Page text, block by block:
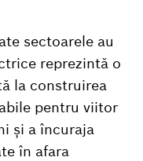
sectoarele au
reprezintă o
la construirea
pentru viitor
și a încuraja
în afara